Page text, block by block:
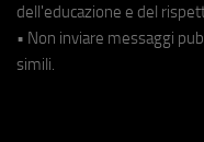
dell'educazione e del
• Non inviare messaggi
simili.